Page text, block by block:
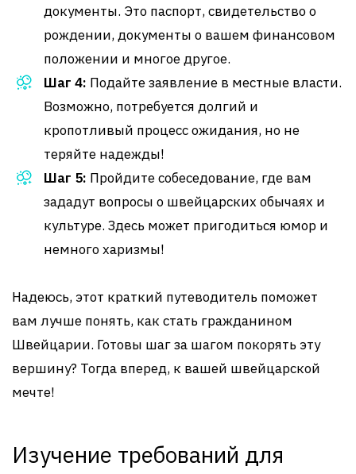
документы. Это паспорт, свидетельство о
рождении, документы о вашем финансовом
положении и многое другое.
Шаг 4: Подайте заявление в местные власти.
Возможно, потребуется долгий и
кропотливый процесс ожидания, но не
теряйте надежды!
Шаг 5: Пройдите собеседование, где вам
зададут вопросы о швейцарских обычаях и
культуре. Здесь может пригодиться юмор и
немного харизмы!
Надеюсь, этот краткий путеводитель поможет
вам лучше понять, как стать гражданином
Швейцарии. Готовы шаг за шагом покорять эту
вершину? Тогда вперед, к вашей швейцарской
мечте!
Изучение требований для